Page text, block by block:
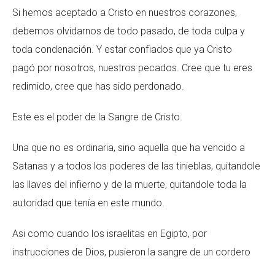
Si hemos aceptado a Cristo en nuestros corazones,
debemos olvidarnos de todo pasado, de toda culpa y
toda condenación. Y estar confiados que ya Cristo
pagó por nosotros, nuestros pecados. Cree que tu eres
redimido, cree que has sido perdonado.
Este es el poder de la Sangre de Cristo.
Una que no es ordinaria, sino aquella que ha vencido a
Satanas y a todos los poderes de las tinieblas, quitandole
las llaves del infierno y de la muerte, quitandole toda la
autoridad que tenía en este mundo.
Asi como cuando los israelitas en Egipto, por
instrucciones de Dios, pusieron la sangre de un cordero